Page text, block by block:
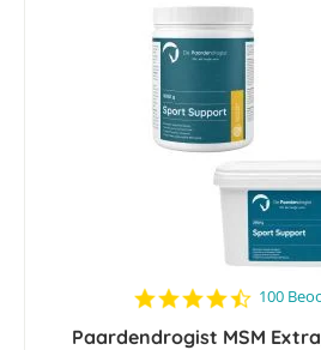
4.4
rating
100
Paardendrogist MSM